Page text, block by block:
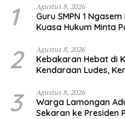
1 Agustus 8, 2026
Guru SMPN 1
Kuasa Hukum Minta
2 Agustus 8, 2026
Kebakaran Hebat di
Kendaraan Ludes,
3 Agustus 8, 2026
Warga Lamongan
Sekaran ke Presiden